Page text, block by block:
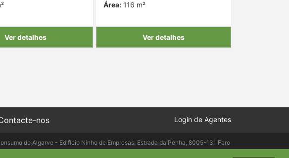
Ver detalhes
Área: 116 m²
Ver detalhes
nos Login de Agentes
do Algarve - Edifício Ninho de Empresas, Estrada da Penha, 8005-131 Faro
823 135 cimaal@mail.telepac.pt